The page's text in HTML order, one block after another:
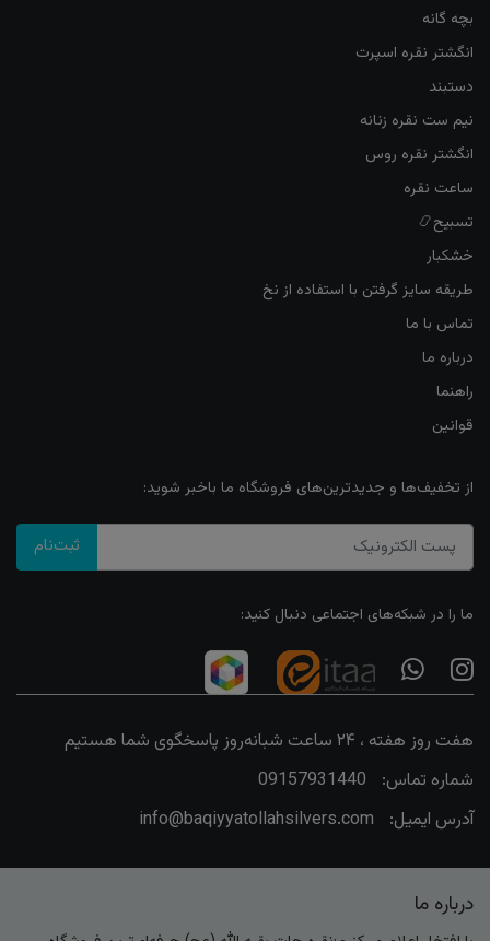
بچه گانه
انگشتر نقره اسپرت
دستبند
نیم ست نقره زنانه
انگشتر نقره روس
ساعت نقره
تسبیح📿
خشکبار
طریقه سایز گرفتن با استفاده از نخ
تماس با ما
درباره ما
راهنما
قوانین
از تخفیف‌ها و جدیدترین‌های فروشگاه ما باخبر شوید:
ثبت‌نام
ما را در شبکه‌های اجتماعی دنبال کنید:
هفت روز هفته ، ۲۴ ساعت شبانه‌روز پاسخگوی شما هستیم
شماره تماس:
09157931440
آدرس ایمیل:
info@baqiyyatollahsilvers.com
درباره ما